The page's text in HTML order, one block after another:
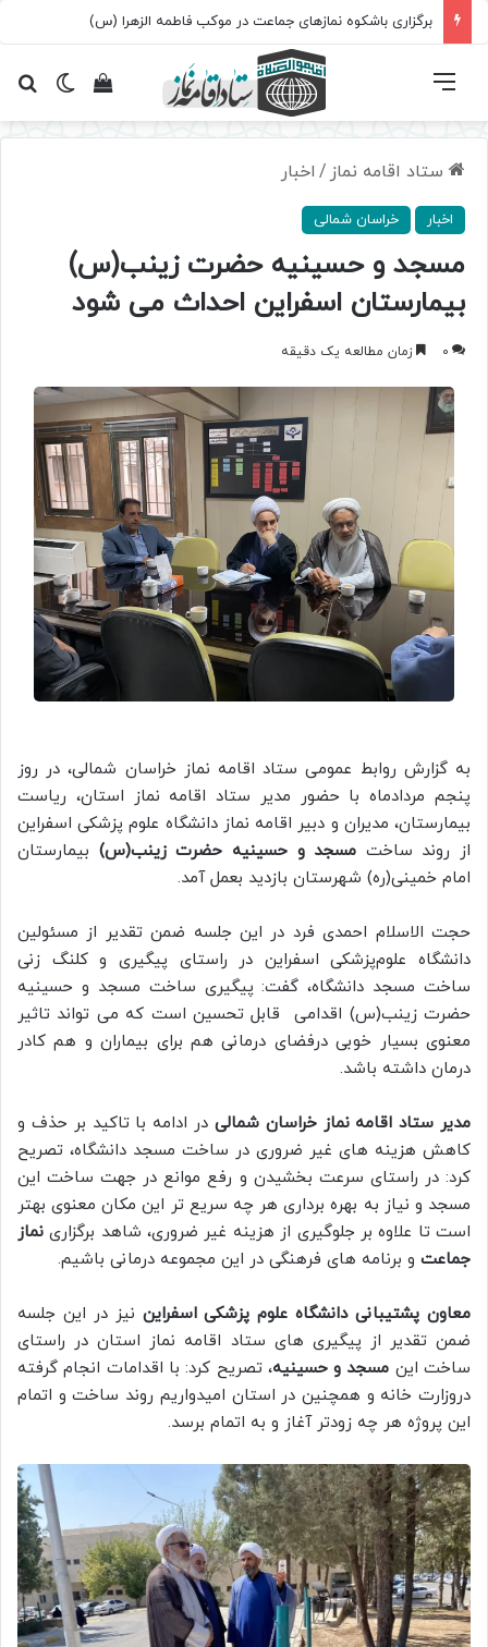
برگزاری باشکوه نمازهای جماعت در موکب فاطمه الزهرا (س)
تغییرمشاهده فهرست
ستاد اقامه نماز / اخبار
اخبار خراسان شمالی
مسجد و حسینیه حضرت زینب(س)
بیمارستان اسفراین احداث می شود
0 زمان مطالعه یک دقیقه
به گزارش روابط عمومی ستاد اقامه نماز خراسان شمالی، در روز
پنجم مردادماه با حضور مدیر ستاد اقامه نماز استان، ریاست
بیمارستان، مدیران و دبیر اقامه نماز دانشگاه علوم پزشکی اسفراین
از روند ساخت مسجد و حسینیه حضرت زینب(س) بیمارستان
امام خمینی(ره) شهرستان بازدید بعمل آمد.
حجت الاسلام احمدی فرد در این جلسه ضمن تقدیر از مسئولین
دانشگاه علوم‌پزشکی اسفراین در راستای پیگیری و کلنگ زنی
ساخت مسجد دانشگاه، گفت: پیگیری ساخت مسجد‌ و حسینیه
حضرت زینب(س) اقدامی قابل تحسین است که می تواند تاثیر
معنوی بسیار خوبی در‌فضای درمانی هم برای بیماران و هم کادر
درمان داشته باشد.
مدیر ستاد اقامه نماز خراسان شمالی در ادامه با تاکید بر حذف و
کاهش هزینه های غیر ضروری در ساخت مسجد دانشگاه، تصریح
کرد: در راستای سرعت بخشیدن و رفع موانع در جهت ساخت این
مسجد و نیاز به بهره برداری هر چه سریع تر این مکان معنوی بهتر
است تا علاوه بر جلوگیری از هزینه غیر ضروری، شاهد برگزاری نماز
جماعت و برنامه های فرهنگی در این مجموعه درمانی باشیم.
معاون پشتیبانی دانشگاه علوم پزشکی اسفراین نیز در این جلسه
ضمن تقدیر از پیگیری های ستاد اقامه نماز استان در راستای
ساخت این مسجد و حسینیه، تصریح کرد: با اقدامات انجام گرفته
در‌وزارت خانه و همچنین در استان امیدواریم روند ساخت و اتمام
این پروژه هر چه زودتر آغاز و به اتمام برسد.